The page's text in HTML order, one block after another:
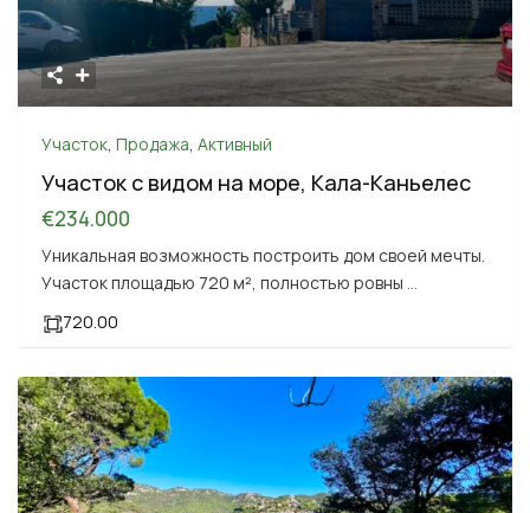
Участок, Продажа, Активный
Участок с видом на море, Кала-Каньелес
€234.000
Уникальная возможность построить дом своей мечты.
Участок площадью 720 м², полностью ровны ...
720.00